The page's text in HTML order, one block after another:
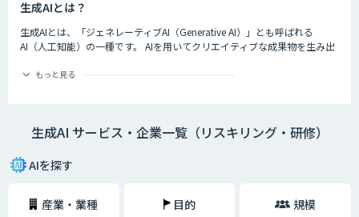
生成AIとは？
生成AIとは、「ジェネレーティブAI（Generative AI）」とも呼ばれる
AI（人工知能）の一種です。 AIを用いてクリエイティブな成果物を生み出
グラムのコード、文章など多岐にわたります。
もっと見る
生成AI サービス・企業一覧（リスキリング・研修）
AIを探す
産業・業種 目的 規模